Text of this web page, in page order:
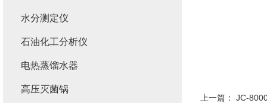
上一篇： JC-
水分测定仪
石油化工分析仪
电热蒸馏水器
高压灭菌锅